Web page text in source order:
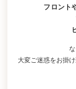
フロント
大変ご迷惑をお掛